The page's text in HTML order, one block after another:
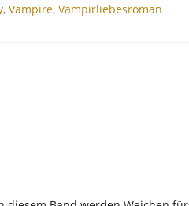
, Vampire, Vampirliebesroman